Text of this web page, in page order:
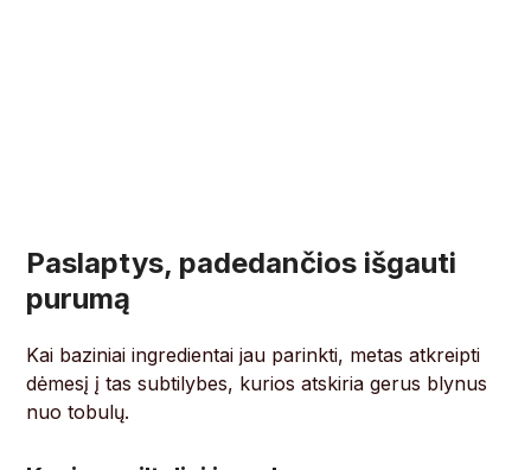
Paslaptys, padedančios išgauti
purumą
Kai baziniai ingredientai jau parinkti, metas atkreipti
dėmesį į tas subtilybes, kurios atskiria gerus blynus
nuo tobulų.